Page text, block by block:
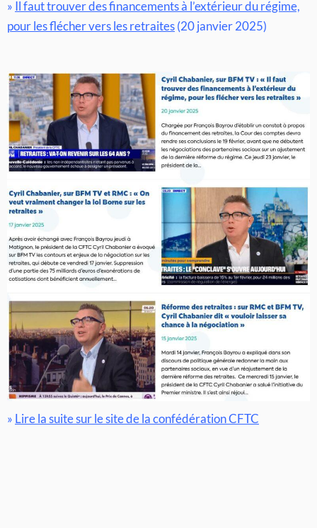
» Il faut trouver des financements à l’extérieur du régime,
pour les flécher vers les retraites(20 janvier 2025)
» Lire la suite sur le site de la confédération CFTC